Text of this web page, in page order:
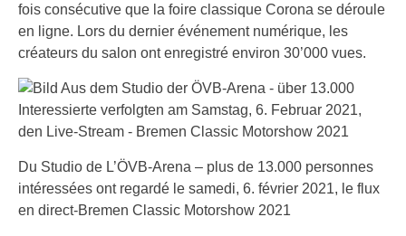
fois consécutive que la foire classique Corona se déroule
en ligne. Lors du dernier événement numérique, les
créateurs du salon ont enregistré environ 30’000 vues.
Du Studio de L’ÖVB-Arena – plus de 13.000 personnes
intéressées ont regardé le samedi, 6. février 2021, le flux
en direct-Bremen Classic Motorshow 2021